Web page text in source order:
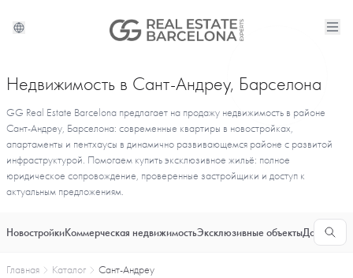
Недвижимость в Сант-Андреу, Барселона
GG Real Estate Barcelona предлагает на продажу недвижимость в районе
Сант-Андреу, Барселона: современные квартиры в новостройках,
апартаменты и пентхаусы в динамично развивающемся районе с развитой
инфраструктурой. Помогаем купить эксклюзивное жильё: полное
юридическое сопровождение, проверенные застройщики и доступ к
актуальным предложениям.
НовостройкиКоммерческая недвижимостьЭксклюзивные объекты
Главная Каталог
Сант-Андреу